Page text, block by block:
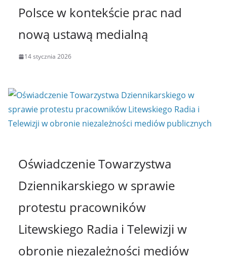
Polsce w kontekście prac nad
nową ustawą medialną
14 stycznia 2026
Oświadczenie Towarzystwa
Dziennikarskiego w sprawie
protestu pracowników
Litewskiego Radia i Telewizji w
obronie niezależności mediów